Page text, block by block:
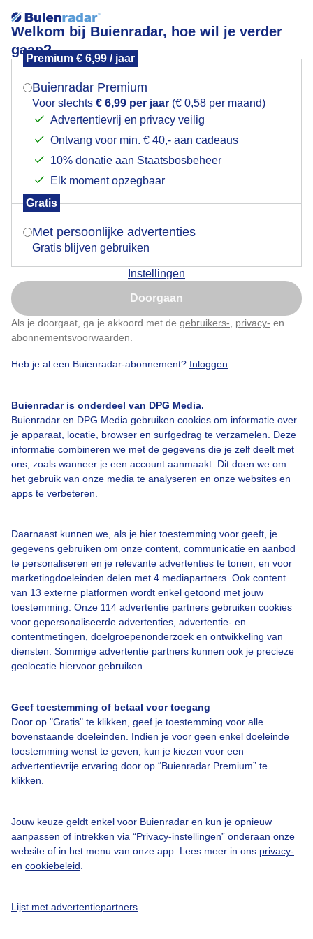
Welkom bij Buienradar, hoe wil je verder
gaan?
Premium € 6,99 / jaar
Buienradar Premium
Voor slechts € 6,99 per jaar (€ 0,58 per maand)
Advertentievrij en privacy veilig
Ontvang voor min. € 40,- aan cadeaus
10% donatie aan Staatsbosbeheer
Elk moment opzegbaar
Gratis
Met persoonlijke advertenties
Gratis blijven gebruiken
Instellingen
Doorgaan
Als je doorgaat, ga je akkoord met de gebruikers- privacy- en
abonnementsvoorwaarden
Heb je al een Buienradar-abonnement? Inloggen
Buienradar is onderdeel van DPG Media.
Buienradar en DPG Media gebruiken cookies om informatie over
je apparaat, locatie, browser en surfgedrag te verzamelen. Deze
informatie combineren we met de gegevens die je zelf deelt met
ons, zoals wanneer je een account aanmaakt. Dit doen we om
het gebruik van onze media te analyseren en onze websites en
apps te verbeteren.
Daarnaast kunnen we, als je hier toestemming voor geeft, je
gegevens gebruiken om onze content, communicatie en aanbod
te personaliseren en je relevante advertenties te tonen, en voor
marketingdoeleinden delen met 4 mediapartners. Ook content
van 13 externe platformen wordt enkel getoond met jouw
toestemming. Onze 114 advertentie partners gebruiken cookies
voor gepersonaliseerde advertenties, advertentie- en
contentmetingen, doelgroepenonderzoek en ontwikkeling van
diensten. Sommige advertentie partners kunnen ook je precieze
geolocatie hiervoor gebruiken.
Geef toestemming of betaal voor toegang
Door op "Gratis" te klikken, geef je toestemming voor alle
bovenstaande doeleinden. Indien je voor geen enkel doeleinde
toestemming wenst te geven, kun je kiezen voor een
advertentievrije ervaring door op “Buienradar Premium” te
klikken.
Jouw keuze geldt enkel voor Buienradar en kun je opnieuw
aanpassen of intrekken via “Privacy-instellingen” onderaan onze
website of in het menu van onze app. Lees meer in ons privacy-
en cookiebeleid
Lijst met advertentiepartners
Zon wolken wijnvelden
Mooie zonnige dag wat wolkjes wijnvelden aan de
voet van de Spaanse Pyreneeën
Door: ria brasser Gemaakt: 04-09-2021, 167x bekeken
Mooiezonnigedag Wijnvelden Spaansepyrenee N
Bekijk slideshow
Een moment geduld aub...
Bedrijfsgegevens
Veelgestelde vragen
Contact
Gebruikersvoorwaarden
Adverteren
Mogen we je locatie gebruiken voor het
Indien je hier nog geen akkoord op hebt gegeven,
verschijnt er zo een pop-up uit je browser waarin
Is goed, toon de popup
Nu niet, misschien later
Klik hierom dit aan te passen